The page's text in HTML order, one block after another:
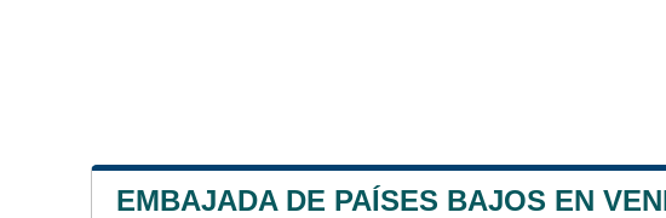
EMBAJADA DE PAÍSES BAJOS EN